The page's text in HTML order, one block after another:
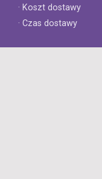
· Koszt dostawy
· Czas dostawy